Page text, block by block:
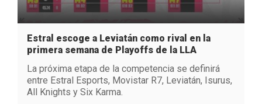
Estral escoge a Leviatán como rival en la
primera semana de Playoffs de la LLA
La próxima etapa de la competencia se definirá
entre Estral Esports, Movistar R7, Leviatán, Isurus,
All Knights y Six Karma.